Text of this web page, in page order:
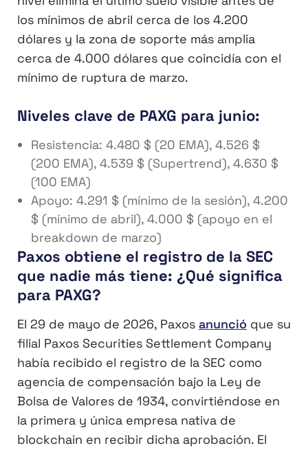
los mínimos de abril cerca de los 4.200
dólares y la zona de soporte más amplia
cerca de 4.000 dólares que coincidía con el
mínimo de ruptura de marzo.
Niveles clave de PAXG para junio:
Resistencia: 4.480 $ (20 EMA), 4.526 $
(200 EMA), 4.539 $ (Supertrend), 4.630 $
(100 EMA)
Apoyo: 4.291 $ (mínimo de la sesión), 4.200
$ (mínimo de abril), 4.000 $ (apoyo en el
breakdown de marzo)
Paxos obtiene el registro de la SEC
que nadie más tiene: ¿Qué significa
para PAXG?
El 29 de mayo de 2026, Paxos anunció que su
filial Paxos Securities Settlement Company
había recibido el registro de la SEC como
agencia de compensación bajo la Ley de
Bolsa de Valores de 1934, convirtiéndose en
la primera y única empresa nativa de
blockchain en recibir dicha aprobación. El